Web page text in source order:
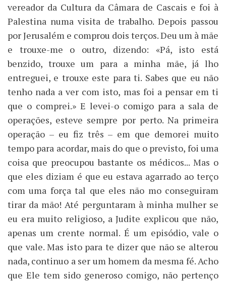
vereador da Cultura da Câmara de Cascais e foi à
Palestina numa visita de trabalho. Depois passou
por Jerusalém e comprou dois terços. Deu um à mãe
e trouxe-me o outro, dizendo: «Pá, isto está
benzido, trouxe um para a minha mãe, já lho
entreguei, e trouxe este para ti. Sabes que eu não
tenho nada a ver com isto, mas foi a pensar em ti
que o comprei.» E levei-o comigo para a sala de
operações, esteve sempre por perto. Na primeira
operação – eu fiz três – em que demorei muito
tempo para acordar, mais do que o previsto, foi uma
coisa que preocupou bastante os médicos... Mas o
que eles diziam é que eu estava agarrado ao terço
com uma força tal que eles não mo conseguiram
tirar da mão! Até perguntaram à minha mulher se
eu era muito religioso, a Judite explicou que não,
apenas um crente normal. É um episódio, vale o
que vale. Mas isto para te dizer que não se alterou
nada, continuo a ser um homem da mesma fé. Acho
que Ele tem sido generoso comigo, não pertenço